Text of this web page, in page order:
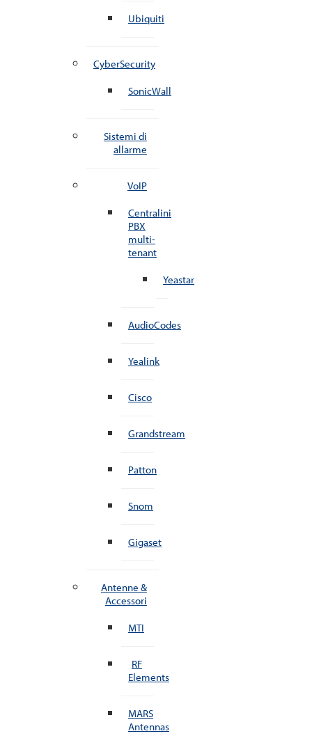
Ubiquiti
CyberSecurity
SonicWall
Sistemi di
allarme
VoIP
Centralini
PBX
multi-
tenant
Yeastar
AudioCodes
Yealink
Cisco
Grandstream
Patton
Snom
Gigaset
Antenne &
Accessori
MTI
RF
Elements
MARS
Antennas